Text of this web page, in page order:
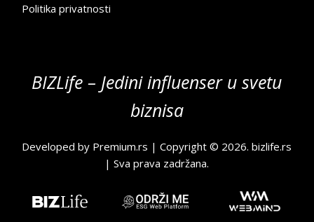
Politika privatnosti
BIZLife – Jedini influenser u svetu
biznisa
Developed by Premium.rs | Copyright © 2026.bizlife.rs
| Sva prava zadržana.